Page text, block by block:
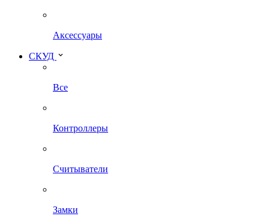
Аксессуары
СКУД
Все
Контроллеры
Считыватели
Замки